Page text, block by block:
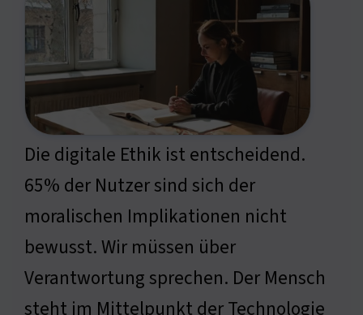
Die digitale Ethik ist entscheidend.
65% der Nutzer sind sich der
moralischen Implikationen nicht
bewusst. Wir müssen über
Verantwortung sprechen. Der Mensch
steht im Mittelpunkt der Technologie